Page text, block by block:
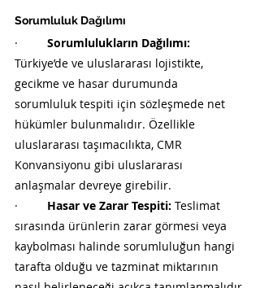
Sorumluluk Dağılımı
· Sorumlulukların Dağılımı:
Türkiye’de ve uluslararası lojistikte,
gecikme ve hasar durumunda
sorumluluk tespiti için sözleşmede net
hükümler bulunmalıdır. Özellikle
uluslararası taşımacılıkta, CMR
Konvansiyonu gibi uluslararası
anlaşmalar devreye girebilir.
· Hasar ve Zarar Tespiti: Teslimat
sırasında ürünlerin zarar görmesi veya
kaybolması halinde sorumluluğun hangi
tarafta olduğu ve tazminat miktarının